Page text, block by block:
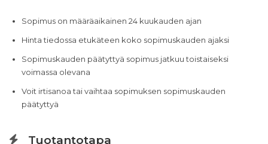
Sopimus on määräaikainen 24 kuukauden ajan
Hinta tiedossa etukäteen koko sopimuskauden ajaksi
Sopimuskauden päätyttyä sopimus jatkuu toistaiseksi
voimassa olevana
Voit irtisanoa tai vaihtaa sopimuksen sopimuskauden
päätyttyä
Tuotantotapa